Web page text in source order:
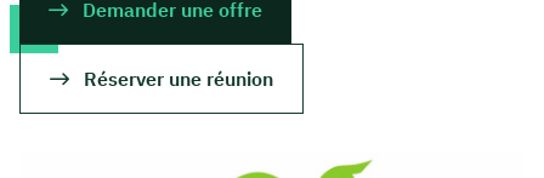
Demander une offre
Réserver une réunion